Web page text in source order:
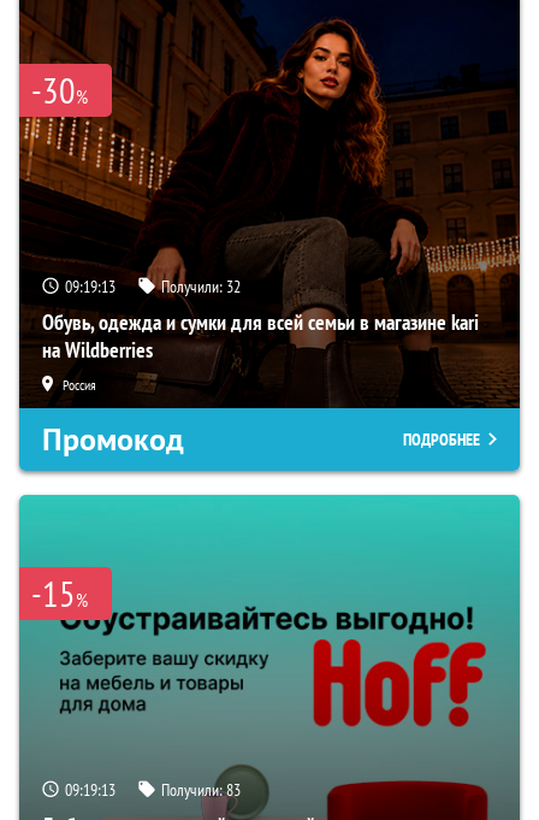
-30%
09:19:12 Получили: 32
Обувь, одежда и сумки для всей семьи в магазине kari
на Wildberries
Россия
Промокод ПОДРОБНЕЕ
-15%
09:19:12 Получили:83